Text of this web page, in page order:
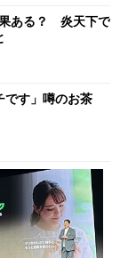
果ある？ 炎天下で
です」噂のお茶